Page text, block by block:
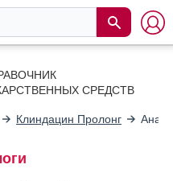
СРЕДСТВ
Клиндацин Пролонг